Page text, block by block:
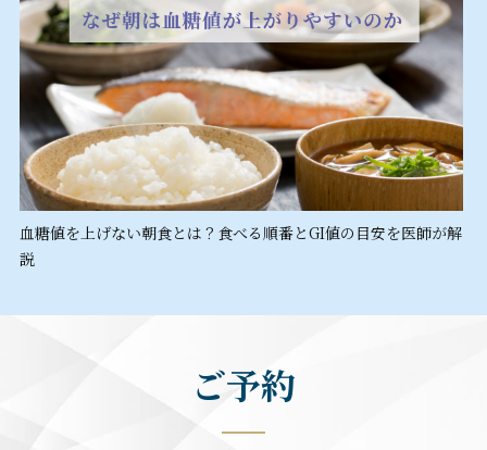
血糖値を上げない朝食とは？食べる順番とGI値の目安を医師が解
説
ご予約